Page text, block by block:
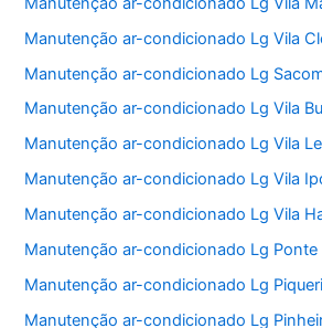
Manutenção ar-condicionado Lg Vila
Manutenção ar-condicionado Lg
Manutenção ar-condicionado Lg Vila
Manutenção ar-condicionado Lg Vila
Manutenção ar-condicionado Lg Vila
Manutenção ar-condicionado Lg Vila
Manutenção ar-condicionado Lg Ponte
Manutenção ar-condicionado Lg Piqueri
Manutenção ar-condicionado Lg